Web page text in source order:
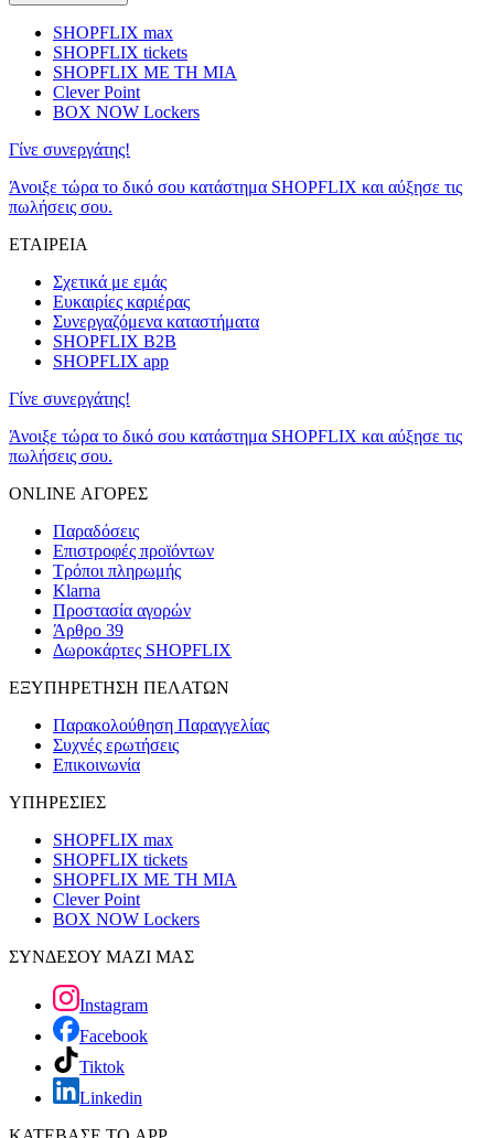
SHOPFLIX max
SHOPFLIX tickets
SHOPFLIX ΜΕ ΤΗ ΜΙΑ
Clever Point
BOX NOW Lockers
Γίνε συνεργάτης!
Άνοιξε τώρα το δικό σου κατάστημα SHOPFLIX και αύξησε τις
πωλήσεις σου.
ΕΤΑΙΡΕΙΑ
Σχετικά με εμάς
Ευκαιρίες καριέρας
Συνεργαζόμενα καταστήματα
SHOPFLIX B2B
SHOPFLIX app
Γίνε συνεργάτης!
Άνοιξε τώρα το δικό σου κατάστημα SHOPFLIX και αύξησε τις
πωλήσεις σου.
ONLINE ΑΓΟΡΕΣ
Παραδόσεις
Επιστροφές προϊόντων
Τρόποι πληρωμής
Klarna
Προστασία αγορών
Άρθρο 39
Δωροκάρτες SHOPFLIX
ΕΞΥΠΗΡΕΤΗΣΗ ΠΕΛΑΤΩΝ
Παρακολούθηση Παραγγελίας
Συχνές ερωτήσεις
Επικοινωνία
ΥΠΗΡΕΣΙΕΣ
SHOPFLIX max
SHOPFLIX tickets
SHOPFLIX ΜΕ ΤΗ ΜΙΑ
Clever Point
BOX NOW Lockers
ΣΥΝΔΕΣΟΥ ΜΑΖΙ ΜΑΣ
Instagram
Facebook
Tiktok
Linkedin